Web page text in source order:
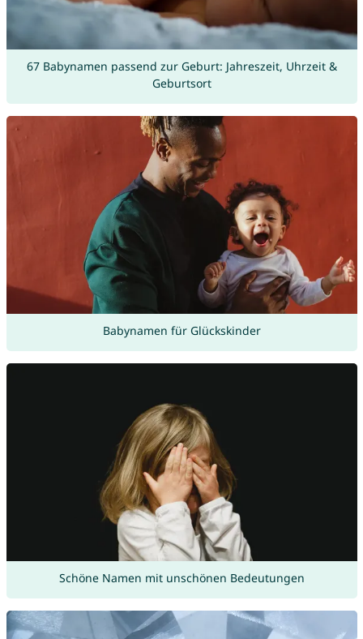
67 Babynamen passend zur Geburt: Jahreszeit, Uhrzeit &
Geburtsort
Babynamen für Glückskinder
Schöne Namen mit unschönen Bedeutungen